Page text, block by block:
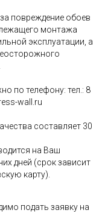
повреждение обоев
монтажа
эксплуатации, а
по телефону: тел.: 8
wall.ru
составляет 30
на Ваш
дней (срок зависит
карту).
подать заявку на